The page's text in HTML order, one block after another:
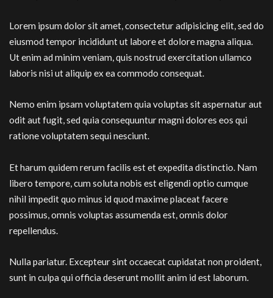
Lorem ipsum dolor sit amet, consectetur adipisicing elit, sed do
eiusmod tempor incididunt ut labore et dolore magna aliqua.
Ut enim ad minim veniam, quis nostrud exercitation ullamco
laboris nisi ut aliquip ex ea commodo consequat.
Nemo enim ipsam voluptatem quia voluptas sit aspernatur aut
odit aut fugit, sed quia consequuntur magni dolores eos qui
ratione voluptatem sequi nesciunt.
Et harum quidem rerum facilis est et expedita distinctio. Nam
libero tempore, cum soluta nobis est eligendi optio cumque
nihil impedit quo minus id quod maxime placeat facere
possimus, omnis voluptas assumenda est, omnis dolor
repellendus.
Nulla pariatur. Excepteur sint occaecat cupidatat non proident,
sunt in culpa qui officia deserunt mollit anim id est laborum.